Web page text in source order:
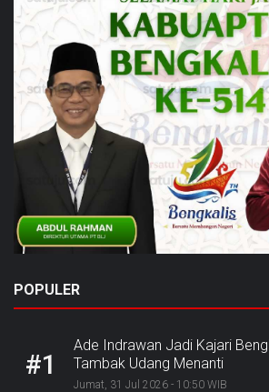
POPULER
#1
Ade Indrawan Jadi Kajari
Tambak Udang Menanti
Jumat, 31 Jul 2026 - 10:50 WIB